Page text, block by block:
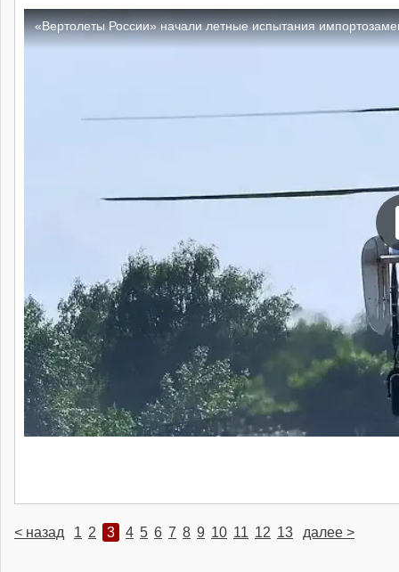
< назад 1 2 3 4 5 6 7 8 9 10 11 12 13 далее >